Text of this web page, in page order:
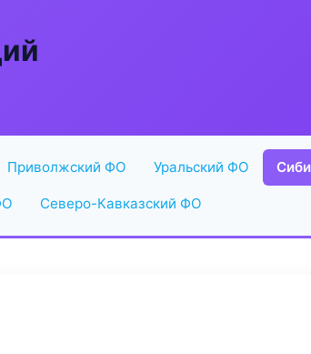
Приволжский ФО Уральский ФО
Северо-Кавказский ФО